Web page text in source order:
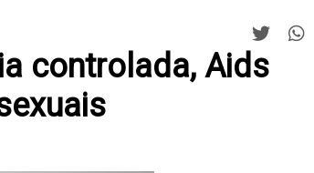
controlada, Aids